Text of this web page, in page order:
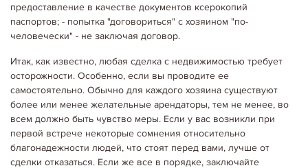
предоставление в качестве документов ксерокопий
паспортов; - попытка "договориться" с хозяином "по-
человечески" - не заключая договор.
Итак, как известно, любая сделка с недвижимостью требует
осторожности. Особенно, если вы проводите ее
самостоятельно. Обычно для каждого хозяина существуют
более или менее желательные арендаторы, тем не менее, во
всем должно быть чувство меры. Если у вас возникли при
первой встрече некоторые сомнения относительно
благонадежности людей, что стоят перед вами, лучше от
сделки отказаться. Если же все в порядке, заключайте
06.05.2020 Корисне щодо оренди
КОМУ ПРЕДПОЧИТАЮТ СДАВАТЬ КВАРТИРЫ
Кому же хозяева предпочитают сдавать квартиры? Здесь угадать
довольно сложно, поскольку квартиры в категорию «нежелательных»
может попасть абсолютно любой арендатор. Поэтому не только хозяин
ищет «своего»…